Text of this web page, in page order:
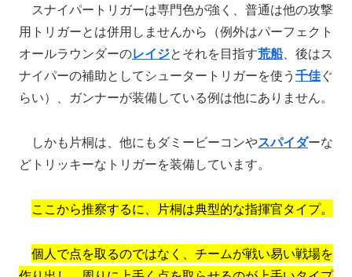
スナイパートリガーは専門色が強く、普通は他の攻撃
用トリガーとは併用しませんから（例外はパーフェクト
オールラウンダーのレイジとそれを目指す荒船、後はス
ナイパーの補助としてシュータートリガーを使う千佳ぐ
らい）、ガンナーが装備している例は他にありません。
しかも片桐は、他にもダミービーコンやスパイダーな
どトリッキーなトリガーを装備しています。
ここから推察するに、片桐は典型的な指揮官タイプ。
個人で点を取るのではなく、チームが戦い易い戦場を